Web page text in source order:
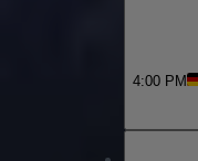
4:00 PM